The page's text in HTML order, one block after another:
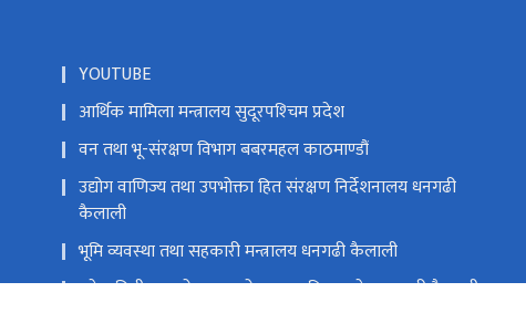
YOUTUBE
आर्थिक मामिला मन्त्रालय सुदूरपश्‍चिम प्रदेश
वन तथा भू-संरक्षण विभाग बबरमहल काठमाण्डौं
उद्योग वाणिज्य तथा उपभोक्ता हित संरक्षण निर्देशनालय धनगढी
कैलाली
भूमि व्यवस्था तथा सहकारी मन्त्रालय धनगढी कैलाली
प्रदेश निती तथा योजना आयोग सुदूरपश्‍चिम प्रदेश धनगढी कैलाली